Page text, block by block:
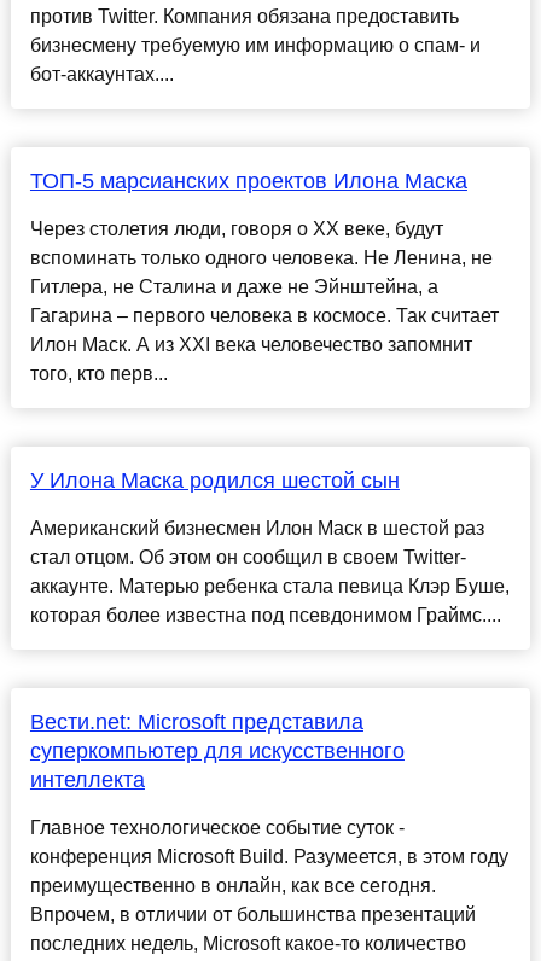
против Twitter. Компания обязана предоставить
бизнесмену требуемую им информацию о спам- и
бот-аккаунтах....
ТОП-5 марсианских проектов Илона Маска
Через столетия люди, говоря о XX веке, будут
вспоминать только одного человека. Не Ленина, не
Гитлера, не Сталина и даже не Эйнштейна, а
Гагарина – первого человека в космосе. Так считает
Илон Маск. А из XXI века человечество запомнит
того, кто перв...
У Илона Маска родился шестой сын
Американский бизнесмен Илон Маск в шестой раз
стал отцом. Об этом он сообщил в своем Twitter-
аккаунте. Матерью ребенка стала певица Клэр Буше,
которая более известна под псевдонимом Граймс....
Вести.net: Microsoft представила
суперкомпьютер для искусственного
интеллекта
Главное технологическое событие суток -
конференция Microsoft Build. Разумеется, в этом году
преимущественно в онлайн, как все сегодня.
Впрочем, в отличии от большинства презентаций
последних недель, Microsoft какое-то количество